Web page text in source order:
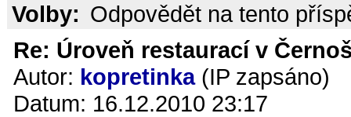
Volby: Odpovědět na tento
Re: Úroveň restaurací v
Autor: kopretinka(IP zapsáno)
Datum: 16.12.2010 23:17